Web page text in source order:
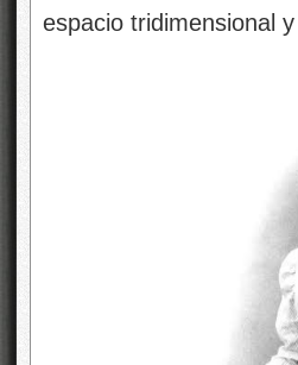
espacio tridimensional